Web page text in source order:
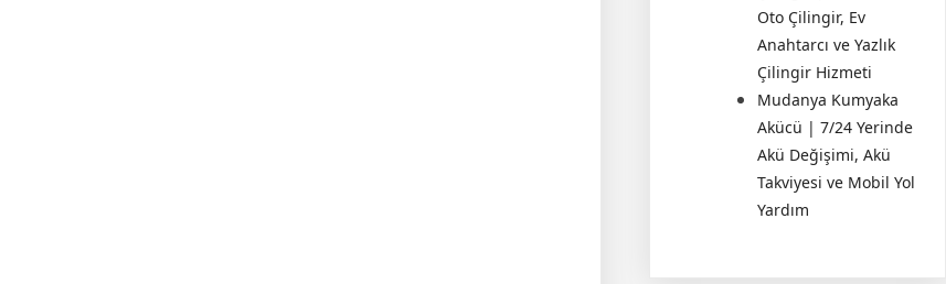
Oto Çilingir, Ev
Anahtarcı ve Yazlık
Çilingir Hizmeti
Mudanya Kumyaka
Akücü | 7/24 Yerinde
Akü Değişimi, Akü
Takviyesi ve Mobil Yol
Yardım